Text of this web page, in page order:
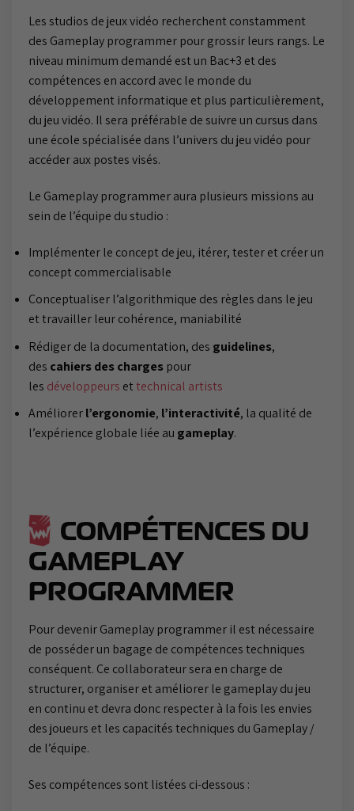
Les studios de jeux vidéo recherchent constamment
des Gameplay programmer pour grossir leurs rangs. Le
niveau minimum demandé est un Bac+3 et des
compétences en accord avec le monde du
développement informatique et plus particulièrement,
du jeu vidéo. Il sera préférable de suivre un cursus dans
une école spécialisée dans l’univers du jeu vidéo pour
accéder aux postes visés.
Le Gameplay programmer aura plusieurs missions au
sein de l’équipe du studio :
Implémenter le concept de jeu, itérer, tester et créer un
concept commercialisable
Conceptualiser l’algorithmique des règles dans le jeu
et travailler leur cohérence, maniabilité
Rédiger de la documentation, des guidelines,
des cahiers des charges pour
les développeurs ettechnical artists
Améliorerl’ergonomie, l’interactivité, la qualité de
l’expérience globale liée au gameplay.
COMPÉTENCES DU
GAMEPLAY
PROGRAMMER
Pour devenir Gameplay programmer il est nécessaire
de posséder un bagage de compétences techniques
conséquent. Ce collaborateur sera en charge de
structurer, organiser et améliorer le gameplay du jeu
en continu et devra donc respecter à la fois les envies
des joueurs et les capacités techniques du Gameplay /
de l’équipe.
Ses compétences sont listées ci-dessous :